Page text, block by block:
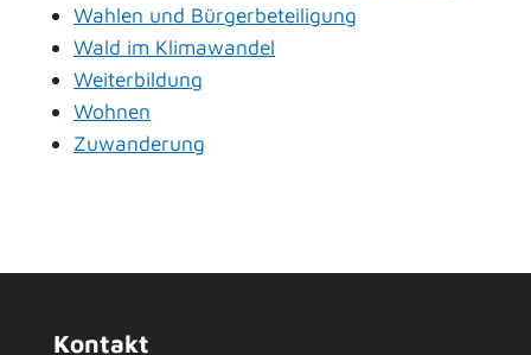
Wahlen und Bürgerbeteiligung
Wald im Klimawandel
Weiterbildung
Wohnen
Zuwanderung
Kontakt